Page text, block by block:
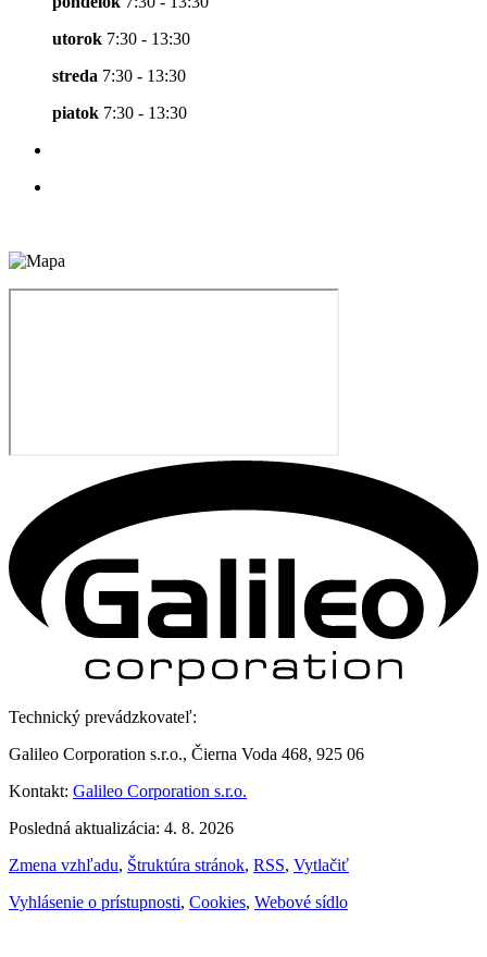
utorok 7:30 - 13:30
streda 7:30 - 13:30
piatok 7:30 - 13:30
Technický prevádzkovateľ:
Galileo Corporation s.r.o., Čierna Voda 468, 925 06
Kontakt: Galileo Corporation s.r.o.
Posledná aktualizácia: 4. 8. 2026
Zmena vzhľadu, Štruktúra stránok, RSS, Vytlačiť
Vyhlásenie o prístupnosti, Cookies, Webové sídlo